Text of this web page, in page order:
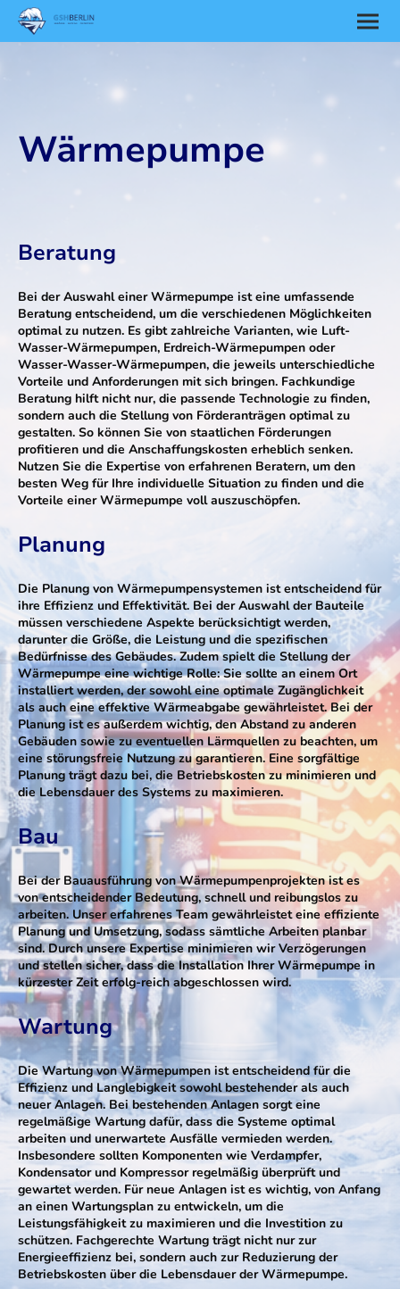
Wärmepumpe
Beratung
Bei der Auswahl einer Wärmepumpe ist eine umfassende
Beratung entscheidend, um die verschiedenen Möglichkeiten
optimal zu nutzen. Es gibt zahlreiche Varianten, wie Luft-
Wasser-Wärmepumpen, Erdreich-Wärmepumpen oder
Wasser-Wasser-Wärmepumpen, die jeweils unterschiedliche
Vorteile und Anforderungen mit sich bringen. Fachkundige
Beratung hilft nicht nur, die passende Technologie zu finden,
sondern auch die Stellung von Förderanträgen optimal zu
gestalten. So können Sie von staatlichen Förderungen
profitieren und die Anschaffungskosten erheblich senken.
Nutzen Sie die Expertise von erfahrenen Beratern, um den
besten Weg für Ihre individuelle Situation zu finden und die
Vorteile einer Wärmepumpe voll auszuschöpfen.
Planung
Die Planung von Wärmepumpensystemen ist entscheidend für
ihre Effizienz und Effektivität. Bei der Auswahl der Bauteile
müssen verschiedene Aspekte berücksichtigt werden,
darunter die Größe, die Leistung und die spezifischen
Bedürfnisse des Gebäudes. Zudem spielt die Stellung der
Wärmepumpe eine wichtige Rolle: Sie sollte an einem Ort
installiert werden, der sowohl eine optimale Zugänglichkeit
als auch eine effektive Wärmeabgabe gewährleistet. Bei der
Planung ist es außerdem wichtig, den Abstand zu anderen
Gebäuden sowie zu eventuellen Lärmquellen zu beachten, um
eine störungsfreie Nutzung zu garantieren. Eine sorgfältige
Planung trägt dazu bei, die Betriebskosten zu minimieren und
die Lebensdauer des Systems zu maximieren.
Bau
Bei der Bauausführung von Wärmepumpenprojekten ist es
von entscheidender Bedeutung, schnell und reibungslos zu
arbeiten. Unser erfahrenes Team gewährleistet eine effiziente
Planung und Umsetzung, sodass sämtliche Arbeiten planbar
sind. Durch unsere Expertise minimieren wir Verzögerungen
und stellen sicher, dass die Installation Ihrer Wärmepumpe in
kürzester Zeit erfolg-reich abgeschlossen wird.
Wartung
Die Wartung von Wärmepumpen ist entscheidend für die
Effizienz und Langlebigkeit sowohl bestehender als auch
neuer Anlagen. Bei bestehenden Anlagen sorgt eine
regelmäßige Wartung dafür, dass die Systeme optimal
arbeiten und unerwartete Ausfälle vermieden werden.
Insbesondere sollten Komponenten wie Verdampfer,
Kondensator und Kompressor regelmäßig überprüft und
gewartet werden. Für neue Anlagen ist es wichtig, von Anfang
an einen Wartungsplan zu entwickeln, um die
Leistungsfähigkeit zu maximieren und die Investition zu
schützen. Fachgerechte Wartung trägt nicht nur zur
Energieeffizienz bei, sondern auch zur Reduzierung der
Betriebskosten über die Lebensdauer der Wärmepumpe.